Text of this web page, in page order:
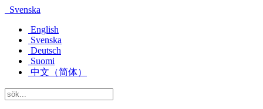
Svenska
English
Svenska
Deutsch
Suomi
中文（简体）